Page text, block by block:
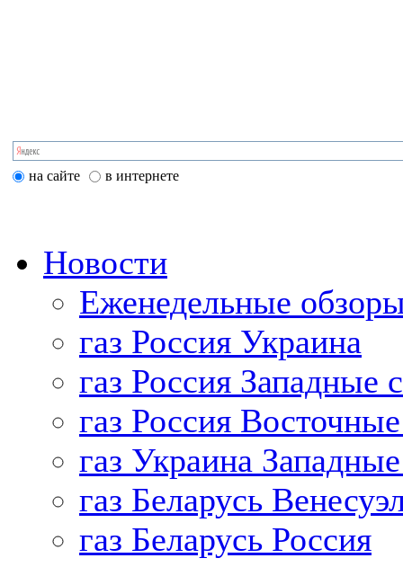
на сайте в интернете
Новости
Еженедельные
газ Россия Украина
газ Россия Западные
газ Россия
газ Украина
газ Беларусь
газ Беларусь Россия